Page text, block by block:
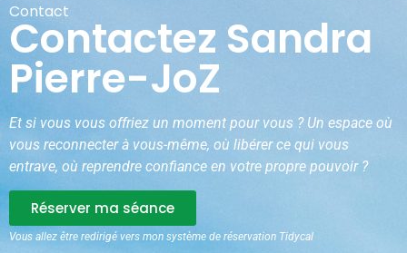
Contact
Contactez Sandra
Pierre-JoZ
Et si vous vous offriez un moment pour vous ? Un espace où
vous reconnecter à vous-même, où libérer ce qui vous
entrave, où reprendre confiance en votre propre pouvoir ?
Réserver ma séance
Vous allez être redirigé vers mon système de réservation Tidycal